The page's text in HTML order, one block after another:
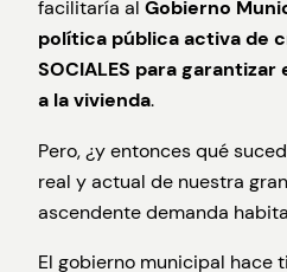
facilitaría al Gobierno
política pública activa de
SOCIALES para
a la vivienda.
Pero, ¿y entonces qué
real y actual de nuestra
ascendente demanda
El gobierno municipal hace